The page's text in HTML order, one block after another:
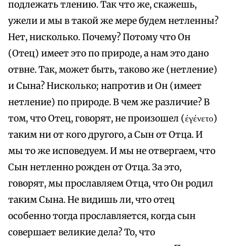
подлежать тлению. Так что же, скажешь,
ужели и мы в такой же мере будем нетленны?
Нет, нисколько. Почему? Потому что Он
(Отец) имеет это по природе, а нам это дано
отвне. Так, может быть, таково же (нетление)
и Сына? Нисколько; напротив и Он (имеет
нетление) по природе. В чем же различие? В
том, что Отец, говорят, не произошел (έγένετο)
таким ни от кого другого, а Сын от Отца. И
мы то же исповедуем. И мы не отвергаем, что
Сын нетленно рожден от Отца. За это,
говорят, мы прославляем Отца, что Он родил
таким Сына. Не видишь ли, что отец
особенно тогда прославляется, когда сын
совершает великие дела? То, что